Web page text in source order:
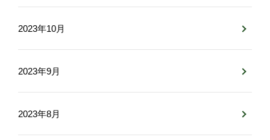
2023年10月
2023年9月
2023年8月